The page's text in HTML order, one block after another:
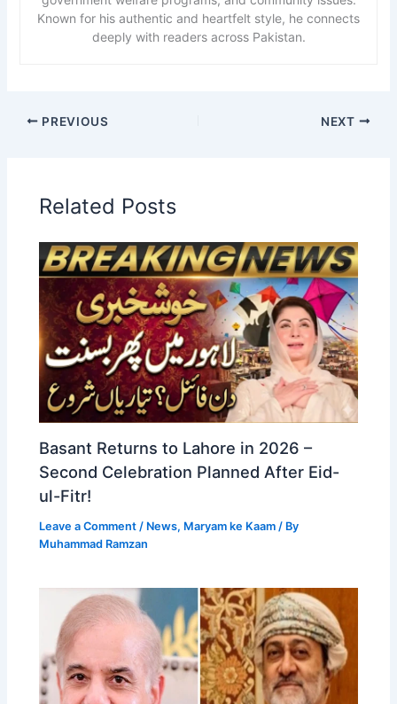
Known for his authentic and heartfelt style, he connects
deeply with readers across Pakistan.
PREVIOUS NEXT
Related Posts
Basant Returns to Lahore in 2026 –
Second Celebration Planned After Eid-
ul-Fitr!
Leave a Comment / News, Maryam ke Kaam / By
Muhammad Ramzan